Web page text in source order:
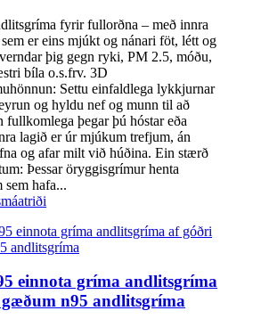
fyrir fullorðna – með innra
er eins mjúkt og nánari föt, létt og
þig gegn ryki, PM 2.5, móðu,
bíla o.s.frv. 3D
Settu einfaldlega lykkjurnar
og hyldu nef og munn til að
fullkomlega þegar þú hóstar eða
lagið er úr mjúkum trefjum, án
og afar milt við húðina. Ein stærð
Þessar öryggisgrímur henta
hafa...
einnota gríma andlitsgríma
n95 andlitsgríma